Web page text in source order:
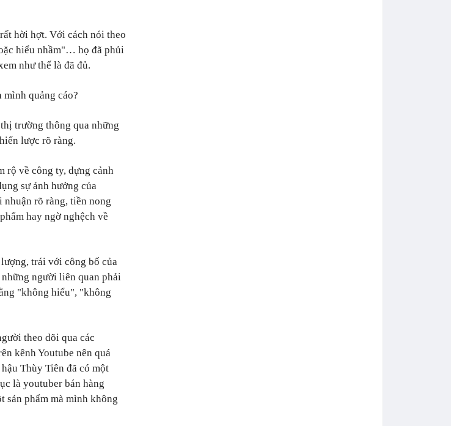
hời hợt. Với cách nói theo
hiểu nhầm"… họ đã phủi
như thế là đã đủ.
mình quảng cáo?
trường thông qua những
lược rõ ràng.
rộ về công ty, dựng cảnh
sự ảnh hưởng của
rõ ràng, tiền nong
hay ngờ nghệch về
trái với công bố của
người liên quan phải
"không hiểu", "không
theo dõi qua các
kênh Youtube nên quá
Thùy Tiên đã có một
là youtuber bán hàng
sản phẩm mà mình không